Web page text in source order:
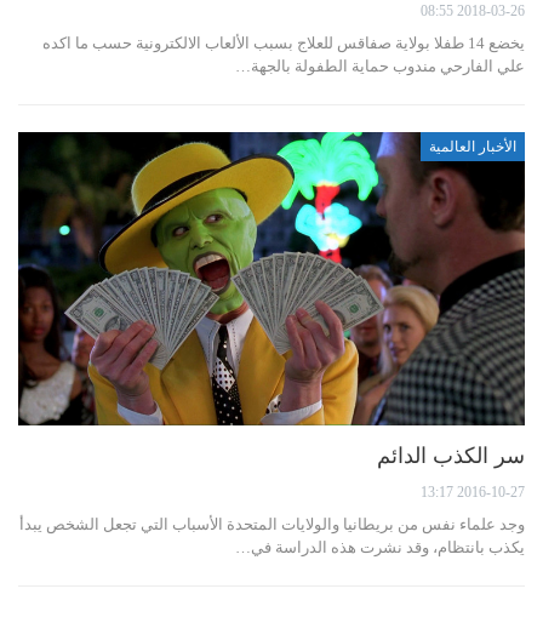
2018-03-26 08:55
يخضع 14 طفلا بولاية صفاقس للعلاج بسبب الألعاب الالكترونية حسب ما اكده
علي الفارحي مندوب حماية الطفولة بالجهة…
الأخبار العالمية
سر الكذب الدائم
2016-10-27 13:17
وجد علماء نفس من بريطانيا والولايات المتحدة الأسباب التي تجعل الشخص يبدأ
يكذب بانتظام، وقد نشرت هذه الدراسة في…